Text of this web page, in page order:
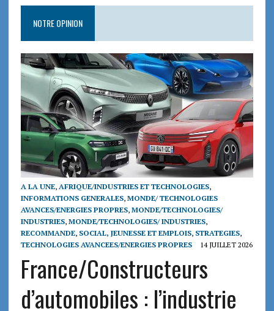
NOTRE OPINION
A LA UNE, AFRIQUE/INDUSTRIES ET TECHNOLOGIES,
INFORMATIONS GENERALES, MONDE/ TECHNOLOGIES
AVANCES/ENERGIES PROPRES, MONDE/TECHNOLOGIES/
INDUSTRIES, MONDE/TECHNOLOGIES/ INDUSTRIES,
RECOMMANDE, SOCIAL, JEUNESSE ET EMPLOIS, STRATEGIES,
TECHNOLOGIES AVANCEES/ENERGIES PROPRES
14 JUILLET 2026
France/Constructeurs
d’automobiles : l’industrie